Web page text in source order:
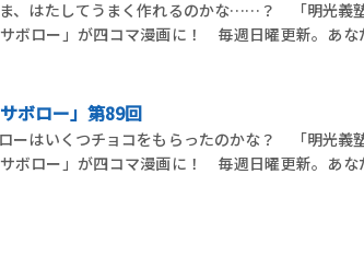
、はたしてうまく作れるのかな……？ 「明光義
ボロー」が四コマ漫画に！ 毎週日曜更新。あな
ボロー」第89回
ーはいくつチョコをもらったのかな？ 「明光義
ボロー」が四コマ漫画に！ 毎週日曜更新。あな